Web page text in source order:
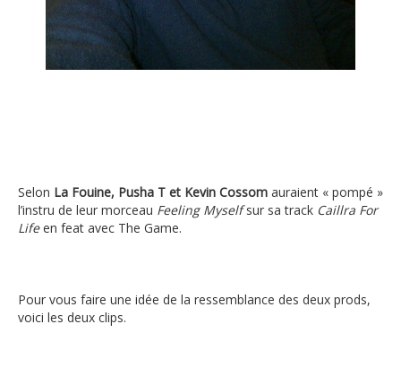
Selon La Fouine, Pusha T et Kevin Cossom auraient « pompé »
l’instru de leur morceau Feeling Myselfsur sa track Caillra For
Lifeen feat avec The Game.
Pour vous faire une idée de la ressemblance des deux prods,
voici les deux clips.